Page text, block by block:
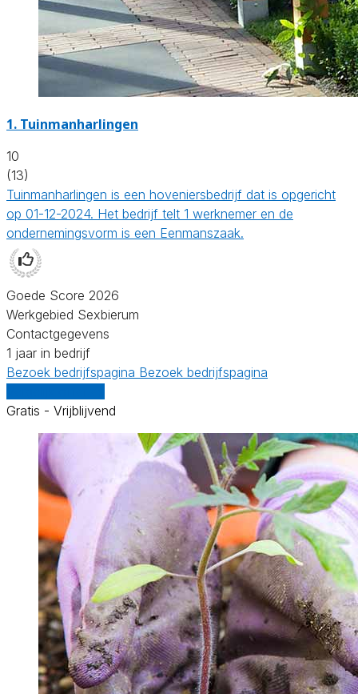
1. Tuinmanharlingen
10
(13)
Tuinmanharlingen is een hoveniersbedrijf dat is opgericht
op 01-12-2024. Het bedrijf telt 1 werknemer en de
ondernemingsvorm is een Eenmanszaak.
Goede Score 2026
Werkgebied Sexbierum
Contactgegevens
1 jaar in bedrijf
Bezoek bedrijfspagina Bezoek bedrijfspagina
Gratis - Vrijblijvend